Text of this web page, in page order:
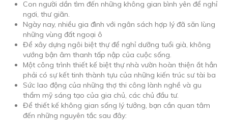
Con người dần tìm đến những không gian bình yên để nghỉ
ngơi, thư giãn.
Ngày nay, nhiều gia đình với ngân sách hợp lý đã săn lùng
những vùng đất ngoại ô
Để xây dựng ngôi biệt thự để nghỉ dưỡng tuổi già, không
vướng bận âm thanh tấp nập của cuộc sống.
Một công trình thiết kế biệt thự nhà vườn hoàn thiện ắt hẳn
phải có sự kết tinh thành tựu của những kiến trúc sư tài ba
Sức lao động của những thợ thi công lành nghề và gu
thẩm mỹ sáng tạo của gia chủ, các chủ đầu tư.
Để thiết kế không gian sống lý tưởng, bạn cần quan tâm
đến những nguyên tắc sau đây: